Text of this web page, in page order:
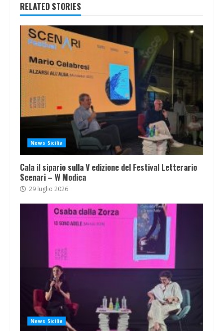
RELATED STORIES
News Sicilia
Cala il sipario sulla V edizione del Festival Letterario
Scenari – W Modica
29 luglio 2026
News Sicilia